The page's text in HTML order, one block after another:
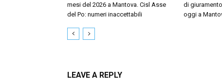
mesi del 2026 a Mantova. Cisl Asse
del Po: numeri inaccettabili
di
oggi a
LEAVE A REPLY